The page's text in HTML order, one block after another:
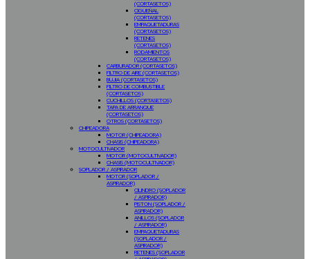
(CORTASETOS)
CIGUEÑAL
(CORTASETOS)
EMPAQUETADURAS
(CORTASETOS)
RETENES
(CORTASETOS)
RODAMIENTOS
(CORTASETOS)
CARBURADOR (CORTASETOS)
FILTRO DE AIRE (CORTASETOS)
BUJIA (CORTASETOS)
FILTRO DE COMBUSTIBLE
(CORTASETOS)
CUCHILLOS (CORTASETOS)
TAPA DE ARRANQUE
(CORTASETOS)
OTROS (CORTASETOS)
CHIPEADORA
MOTOR (CHIPEADORA)
CHASIS (CHIPEADORA)
MOTOCULTIVADOR
MOTOR (MOTOCULTIVADOR)
CHASIS (MOTOCULTIVADOR)
SOPLADOR / ASPIRADOR
MOTOR (SOPLADOR /
ASPIRADOR)
CILINDRO (SOPLADOR
/ ASPIRADOR)
PISTON (SOPLADOR /
ASPIRADOR)
ANILLOS (SOPLADOR
/ ASPIRADOR)
EMPAQUETADURAS
(SOPLADOR /
ASPIRADOR)
RETENES (SOPLADOR